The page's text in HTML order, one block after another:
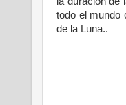
todo el mundo
de la Luna..